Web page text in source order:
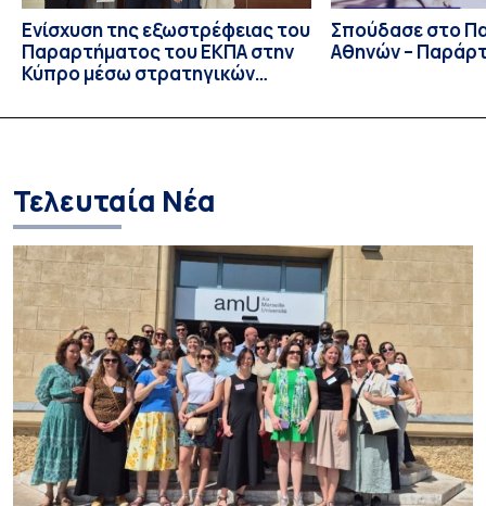
Ενίσχυση της εξωστρέφειας του
Παραρτήματος του ΕΚΠΑ στην
Κύπρο μέσω στρατηγικών
Σπούδασε στο
Αθηνών –
Τελευταία Νέα